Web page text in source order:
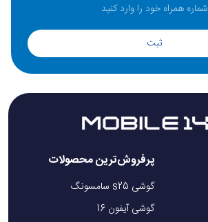
ثبت
پرفروش‌ترین محصولات
گوشی s25 سامسونگ
گوشی آیفون 16